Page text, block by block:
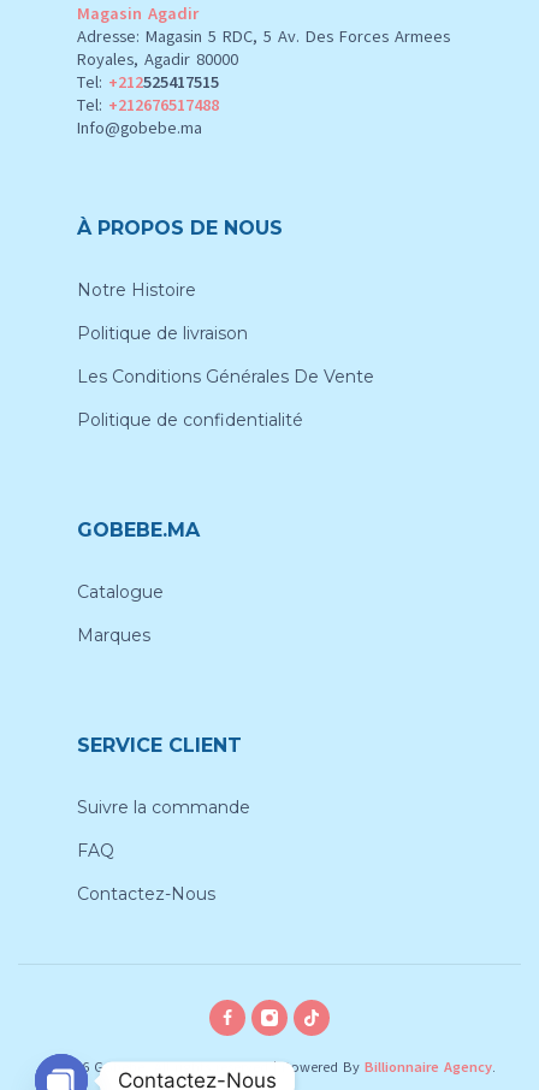
Magasin Agadir
Adresse: Magasin 5 RDC, 5 Av. Des Forces Armees
Royales, Agadir 80000
Tel: +212525417515
Tel: +212676517488
Info@gobebe.ma
À PROPOS DE NOUS
Notre Histoire
Politique de livraison
Les Conditions Générales De Vente
Politique de confidentialité
GOBEBE.MA
Catalogue
Marques
SERVICE CLIENT
Suivre la commande
FAQ
Contactez-Nous
© 2026 Gobebe, All rights reserved|Powered By Billionnaire Agency.
Contactez-Nous